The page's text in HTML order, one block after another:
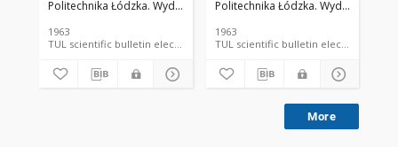
Politechnika Łódzka. Wydział Elektrotechniki, Elektroniki, Informatyki i
1963
TUL scientific bulletin electronic resource; language document
Politechnika Łódzka. Wydział
1963
TUL scientific bulletin
More